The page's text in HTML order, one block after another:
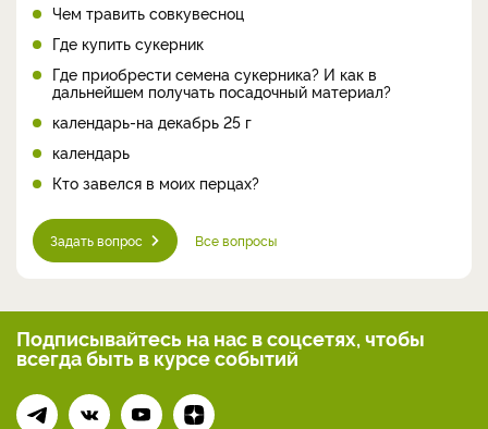
Чем травить совкувесноц
Где купить сукерник
Где приобрести семена сукерника? И как в
дальнейшем получать посадочный материал?
календарь-на декабрь 25 г
календарь
Кто завелся в моих перцах?
Задать вопрос Все вопросы
Подписывайтесь на нас в соцсетях, чтобы
всегдабыть в курсе событий